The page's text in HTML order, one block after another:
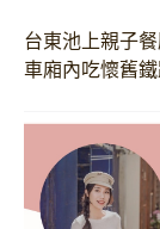
台東池上親子
車廂內吃懷舊